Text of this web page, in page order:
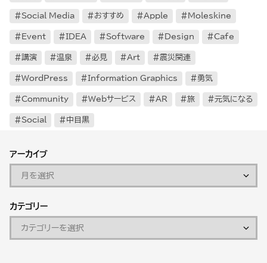
Social Media おすすめ Apple Moleskine
Event IDEA Software Design Cafe
講演 温泉 必見 Art 震災関連
WordPress Information Graphics 勇気
Community Webサービス AR 旅 元気になる
Social 中目黒
アーカイブ
カテゴリー